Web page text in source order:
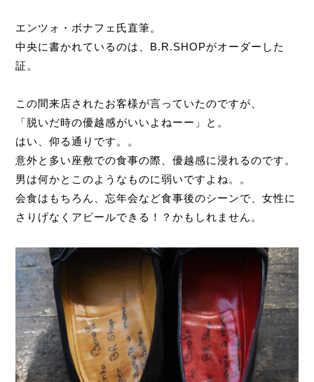
エンツォ・ボナフェ氏直筆。
中央に書かれているのは、B.R.SHOPがオーダーした
証。
この間来店されたお客様が言っていたのですが、
「脱いだ時の優越感がいいよねーー」と。
はい、仰る通りです。。
意外と多い座敷での食事の際、優越感に浸れるのです。
男は何かとこのようなものに弱いですよね。。
会食はもちろん、忘年会など食事後のシーンで、女性に
さりげなくアピールできる！？かもしれません。